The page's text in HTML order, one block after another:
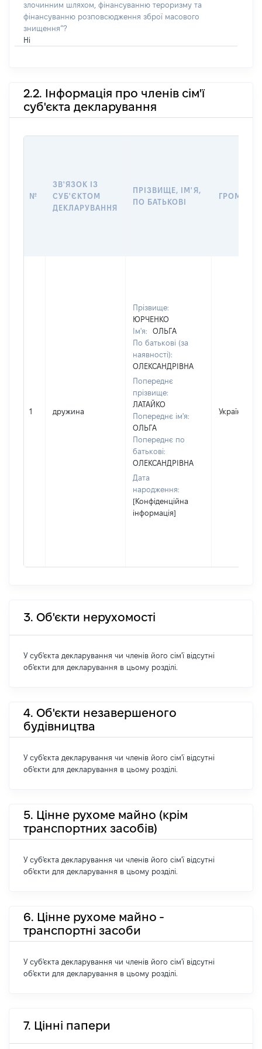
злочинним шляхом, фінансуванню тероризму та
фінансуванню розповсюдження зброї масового
знищення”?
Ні
2.2. Інформація про членів сім'ї
суб'єкта декларування
№
ЗВ'ЯЗОК ІЗ
СУБ'ЄКТОМ
ДЕКЛАРУВАННЯ
ПРІЗВИЩЕ, ІМ'Я,
ПО БАТЬКОВІ
1 дружина
Прізвище:
ЮРЧЕНКО
Ім'я:
ОЛЬГА
По батькові (за
наявності):
ОЛЕКСАНДРІВНА
Попереднє
прізвище:
ЛАТАЙКО
Попереднє ім'я:
ОЛЬГА
Попереднє по
батькові:
ОЛЕКСАНДРІВНА
Дата
народження:
[Конфіденційна
інформація]
Україна
3. Об'єкти нерухомості
У суб'єкта декларування чи членів його сім'ї відсутні
об'єкти для декларування в цьому розділі.
4. Об'єкти незавершеного
будівництва
У суб'єкта декларування чи членів його сім'ї відсутні
об'єкти для декларування в цьому розділі.
5. Цінне рухоме майно (крім
транспортних засобів)
У суб'єкта декларування чи членів його сім'ї відсутні
об'єкти для декларування в цьому розділі.
6. Цінне рухоме майно -
транспортні засоби
У суб'єкта декларування чи членів його сім'ї відсутні
об'єкти для декларування в цьому розділі.
7. Цінні папери